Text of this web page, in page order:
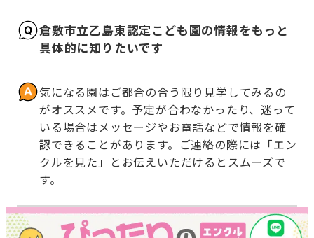
倉敷市立乙島東認定こども園の情報をもっと
具体的に知りたいです
気になる園はご都合の合う限り見学してみるの
がオススメです。予定が合わなかったり、迷って
いる場合はメッセージやお電話などで情報を確
認できることがあります。ご連絡の際には「エン
クルを見た」とお伝えいただけるとスムーズで
す。